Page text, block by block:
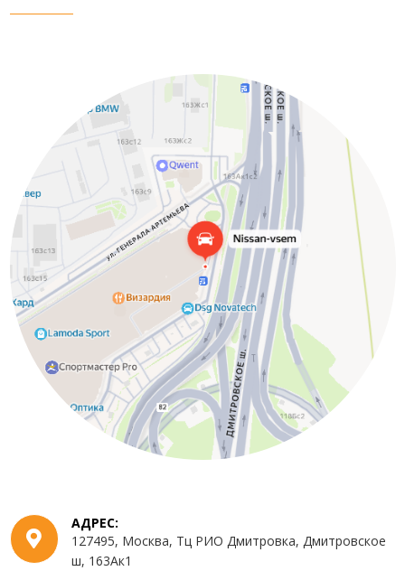
Яндекс.Карты
Google.Карты
АДРЕС:
127495, Москва, Тц РИО Дмитровка, Дмитровское
ш, 163Ак1